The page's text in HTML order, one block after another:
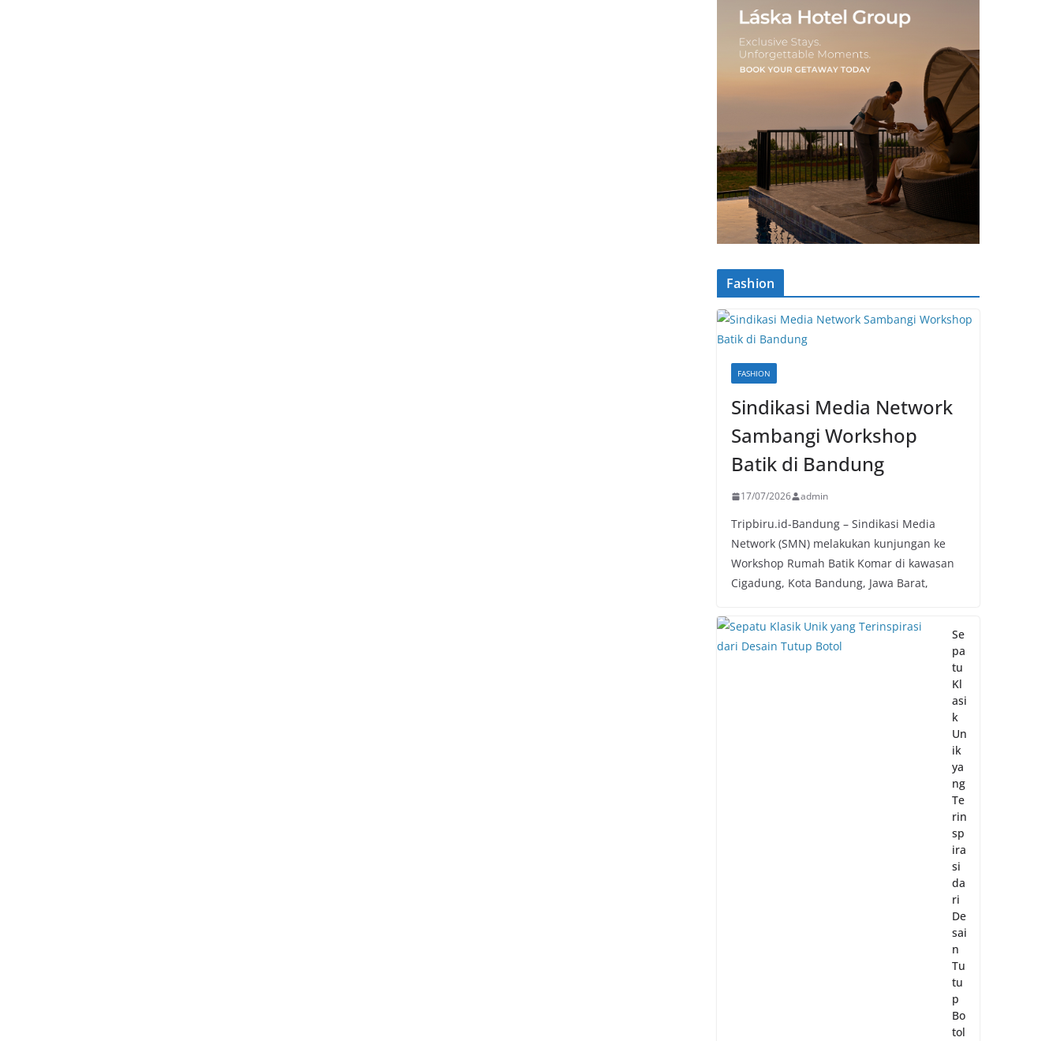
Fashion
FASHION
Sindikasi Media Network
Sambangi Workshop
Batik di Bandung
17/07/2026 admin
Tripbiru.id-Bandung – Sindikasi Media
Network (SMN) melakukan kunjungan ke
Workshop Rumah Batik Komar di kawasan
Cigadung, Kota Bandung, Jawa Barat,
Se
pa
tu
Kl
asi
k
Un
ik
ya
ng
Te
rin
sp
ira
si
da
ri
De
sai
n
Tu
tu
p
Bo
tol